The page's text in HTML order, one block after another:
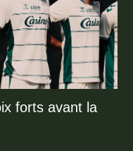
forts avant la